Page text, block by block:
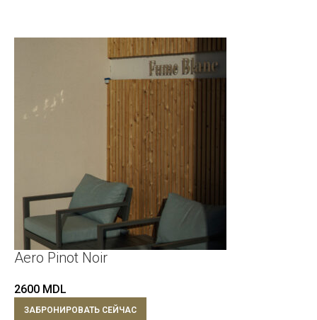
Aero Pinot Noir
2600 MDL
ЗАБРОНИРОВАТЬ СЕЙЧАС